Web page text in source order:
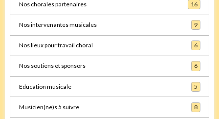
Nos chorales partenaires 16
Nos intervenantes musicales 9
Nos lieux pour travail choral 6
Nos soutiens et sponsors 6
Education musicale 5
Musicien(ne)s à suivre 8